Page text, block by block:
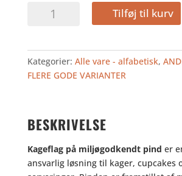
VIETNAM
antal
Tilføj til kurv
Kategorier: Alle vare - alfabetisk,
FLERE GODE VARIANTER
BESKRIVELSE
Kageflag på miljøgodkendt pind er
ansvarlig løsning til kager, cupcakes